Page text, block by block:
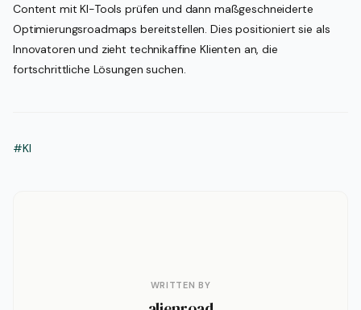
Content mit KI-Tools prüfen und dann maßgeschneiderte
Optimierungsroadmaps bereitstellen. Dies positioniert sie als
Innovatoren und zieht technikaffine Klienten an, die
fortschrittliche Lösungen suchen.
#KI
WRITTEN BY